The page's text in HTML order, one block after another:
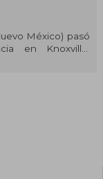
México) pasó
en Knoxville,
sus primeras
Award por Todos